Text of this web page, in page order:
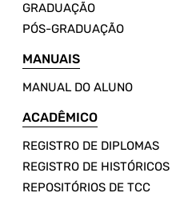
GRADUAÇÃO
PÓS-GRADUAÇÃO
MANUAIS
MANUAL DO ALUNO
ACADÊMICO
REGISTRO DE DIPLOMAS
REGISTRO DE HISTÓRICOS
REPOSITÓRIOS DE TCC